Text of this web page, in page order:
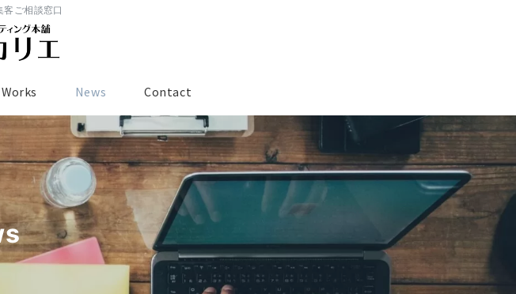
ご相談窓口
Works News Contact